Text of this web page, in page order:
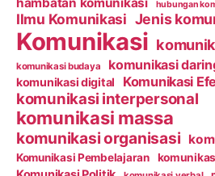
hubungan
Ilmu Komunikasi Jenis
Komunikasi
komunikasi budaya komunikasi
komunikasi digital Komunikasi
komunikasi interpersonal
komunikasi massa
komunikasi organisasi
Komunikasi Pembelajaran